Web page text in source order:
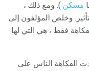
مسكن ). ومع ذلك ،
وخلص المؤلفون إلى
فقط ، هي التي لها
الفكاهة الناس على